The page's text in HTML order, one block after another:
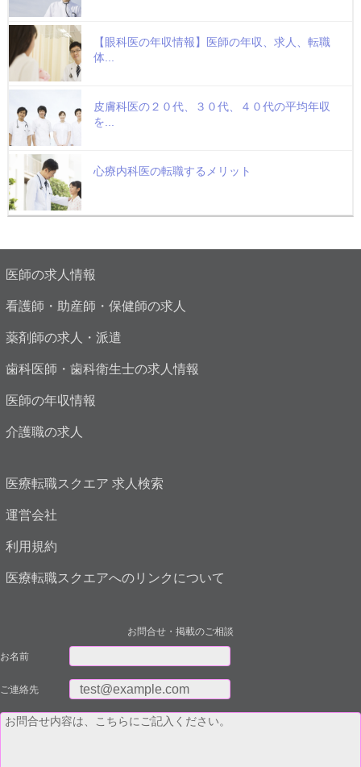
【眼科医の年収情報】医師の年収、求人、転職
体...
皮膚科医の２０代、３０代、４０代の平均年収
を...
心療内科医の転職するメリット
医師の求人情報
看護師・助産師・保健師の求人
薬剤師の求人・派遣
歯科医師・歯科衛生士の求人情報
医師の年収情報
介護職の求人
医療転職スクエア 求人検索
運営会社
利用規約
医療転職スクエアへのリンクについて
お問合せ・掲載のご相談
お名前
ご連絡先